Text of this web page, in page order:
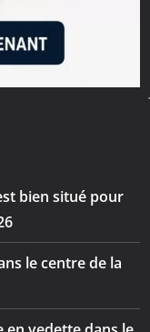
bien situé pour
le centre de la